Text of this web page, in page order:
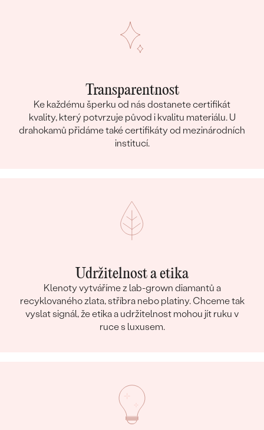
Transparentnost
Ke každému šperku od nás dostanete certifikát
kvality, který potvrzuje původ i kvalitu materiálu. U
drahokamů přidáme také certifikáty od mezinárodních
institucí.
Udržitelnost a etika
Klenoty vytváříme z lab-grown diamantů a
recyklovaného zlata, stříbra nebo platiny. Chceme tak
vyslat signál, že etika a udržitelnost mohou jít ruku v
ruce s luxusem.